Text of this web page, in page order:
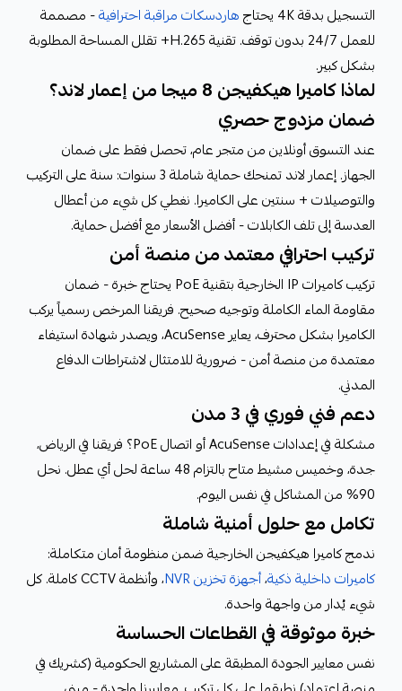
التسجيل بدقة 4K يحتاج هاردسكات مراقبة احترافية- مصممة
للعمل 24/7 بدون توقف. تقنية H.265+ تقلل المساحة المطلوبة
بشكل كبير.
لماذا كاميرا هيكفيجن 8 ميجا من إعمار لاند؟
ضمان مزدوج حصري
عند التسوق أونلاين من متجر عام، تحصل فقط على ضمان
الجهاز. إعمار لاند تمنحك حماية شاملة 3 سنوات: سنة على التركيب
والتوصيلات + سنتين على الكاميرا. نغطي كل شيء من أعطال
العدسة إلى تلف الكابلات - أفضل الأسعار مع أفضل حماية.
تركيب احترافي معتمد من منصة أمن
تركيب كاميرات IP الخارجية بتقنية PoE يحتاج خبرة - ضمان
مقاومة الماء الكاملة وتوجيه صحيح. فريقنا المرخص رسمياً يركب
الكاميرا بشكل محترف، يعاير AcuSense، ويصدر شهادة استيفاء
معتمدة من منصة أمن - ضرورية للامتثال لاشتراطات الدفاع
المدني.
دعم فني فوري في 3 مدن
مشكلة في إعدادات AcuSense أو اتصال PoE؟ فريقنا في الرياض،
جدة، وخميس مشيط متاح بالتزام 48 ساعة لحل أي عطل. نحل
90% من المشاكل في نفس اليوم.
تكامل مع حلول أمنية شاملة
ندمج كاميرا هيكفيجن الخارجية ضمن منظومة أمان متكاملة:
كاميرات داخلية ذكية،أجهزة تخزين NVR
، وأنظمة CCTV كاملة. كل
شيء يُدار من واجهة واحدة.
خبرة موثوقة في القطاعات الحساسة
نفس معايير الجودة المطبقة على المشاريع الحكومية (كشريك في